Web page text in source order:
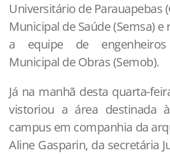
Universitário de Parauapebas
Municipal de Saúde (Semsa)
a equipe de
Municipal de Obras (Semob).
Já na manhã desta quarta-
vistoriou a área destinada
campus em companhia da
Aline Gasparin, da secretária